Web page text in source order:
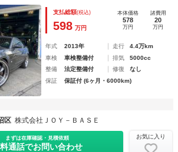
ＩＢＳＯＮマフラー 社外シフトノ
シート 社外ナビ バックカメラ フォ
バー
支払総額(税込)
598 万円
本体価格
578
万円
諸費用
20
万円
年式 2013年 走行
4.4万km
車検
車検整備付 排気
5000cc
整備
法定整備付 修復
なし
保証
保証付 (6ヶ月・6000km)
区 株式会社ＪＯＹ－ＢＡＳＥ
まずは在庫確認・見積依頼
通話でお問い合わせ
お気に入り